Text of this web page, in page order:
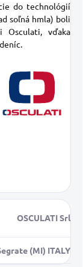
do technológií
soľná hmla) boli
Osculati, vďaka
OSCULATI Srl
(MI) ITALY